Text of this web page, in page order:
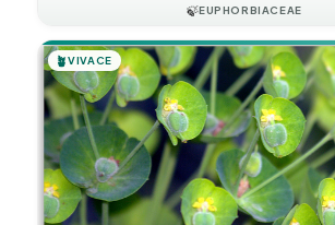
🍃EUPHORBIACEAE
🪴VIVACE